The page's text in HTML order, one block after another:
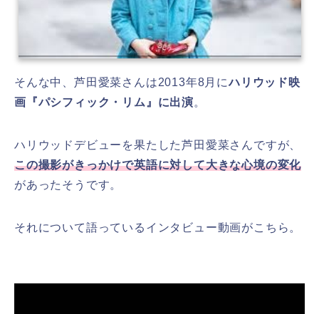
そんな中、芦田愛菜さんは2013年8月にハリウッド映
画『パシフィック・リム』に出演。
ハリウッドデビューを果たした芦田愛菜さんですが、
この撮影がきっかけで英語に対して大きな心境の変化
があったそうです。
それについて語っているインタビュー動画がこちら。